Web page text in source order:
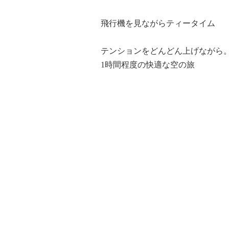
飛行機を見ながらティータイム
テンションをどんどん上げながら
1時間程度の快適な空の旅